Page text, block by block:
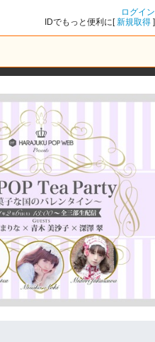
ログイン
IDでもっと便利に[新規取得 ]